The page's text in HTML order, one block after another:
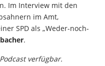
Im Interview mit den
im Amt,
SPD als „Weder-noch-
.
verfügbar.